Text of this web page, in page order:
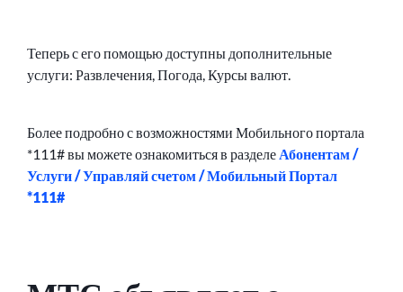
Теперь с его помощью доступны дополнительные
услуги: Развлечения, Погода, Курсы валют.
Более подробно с возможностями Мобильного портала
*111# вы можете ознакомиться в разделе Абонентам /
Услуги / Управляй счетом / Мобильный Портал
*111#